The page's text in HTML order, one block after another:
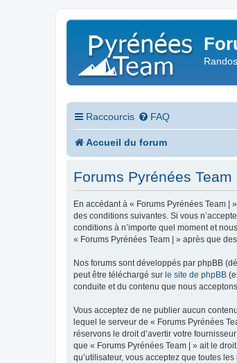
Raccourcis FAQ
Accueil du forum
Forums Pyrénées
En accédant à « Forums Pyrénées Team |
des conditions suivantes. Si vous
conditions à n’importe quel moment et
« Forums Pyrénées Team | » après que
Nos forums sont développés par phpBB
peut être téléchargé sur le site de phpBB
conduite et du contenu que nous
Vous acceptez de ne publier aucun
lequel le serveur de « Forums Pyrénées
réservons le droit d’avertir votre
que « Forums Pyrénées Team | » ait le
qu’utilisateur, vous acceptez que toutes